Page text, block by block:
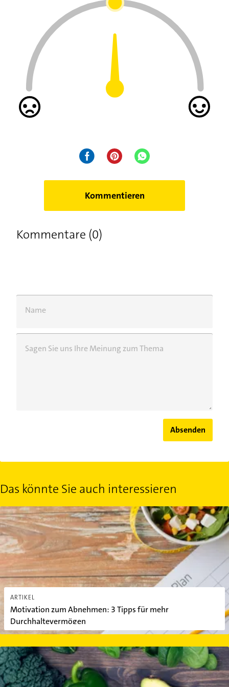
Kommentieren
Kommentare (0)
Name
Sagen Sie uns Ihre Meinung zum Thema
Absenden
Das könnte Sie auch interessieren
ARTIKEL
Motivation zum Abnehmen: 3 Tipps für mehr
Durchhaltevermögen
Motivation zum Abnehmen: 3 Tipps für mehr
Die Alkaline-Diät: Was ist das und funktioniert sie wirklich?